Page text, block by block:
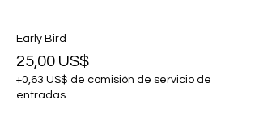
Early Bird
25,00 US$
+0,63 US$ de comisión de servicio de
entradas